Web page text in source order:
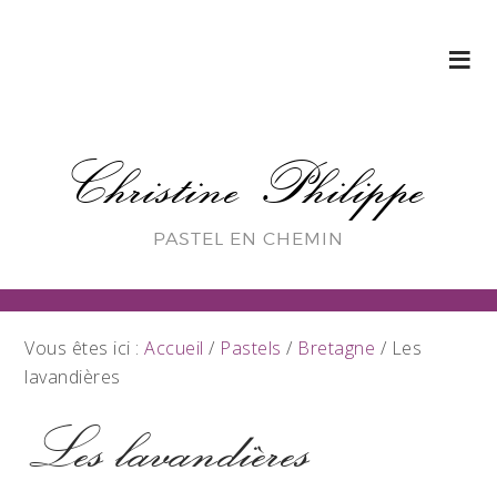
Christine Philippe
PASTEL EN CHEMIN
Vous êtes ici :Accueil / Pastels / Bretagne / Les
lavandières
Les lavandières